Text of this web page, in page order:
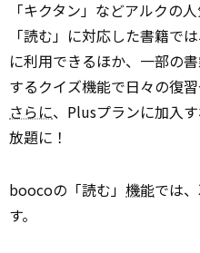
「キクタン」などアルクの
「読む」に対応した書籍で
に利用できるほか、一部の
するクイズ機能で日々の復習
さらに、Plusプランに加入
放題に！
boocoの「読む」 機能では
す。